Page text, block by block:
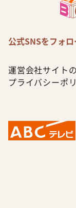
公式SNSをフォロ
運営会社サイト
プライバシーポ